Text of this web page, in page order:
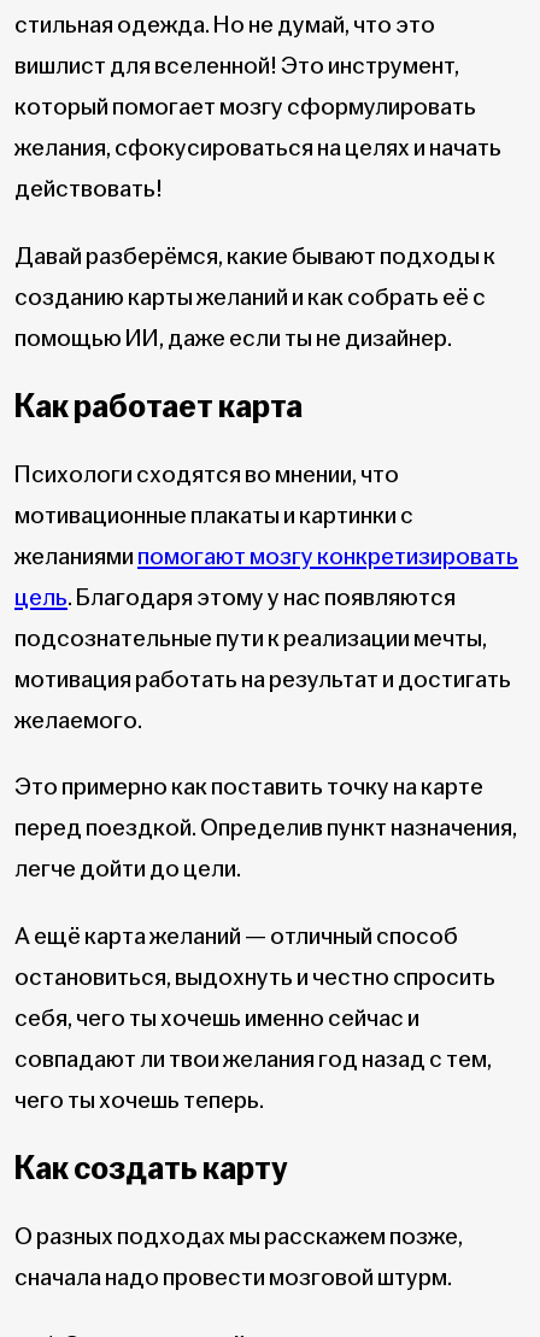
стильная одежда. Но не думай, что это
вишлист для вселенной! Это инструмент,
который помогает мозгу сформулировать
желания, сфокусироваться на целях и начать
действовать!
Давай разберёмся, какие бывают подходы к
созданию карты желаний и как собрать её с
помощью ИИ, даже если ты не дизайнер.
Как работает карта
Психологи сходятся во мнении, что
мотивационные плакаты и картинки с
желаниями помогают мозгу конкретизировать
цель. Благодаря этому у нас появляются
подсознательные пути к реализации мечты,
мотивация работать на результат и достигать
желаемого.
Это примерно как поставить точку на карте
перед поездкой. Определив пункт назначения,
легче дойти до цели.
А ещё карта желаний — отличный способ
остановиться, выдохнуть и честно спросить
себя, чего ты хочешь именно сейчас и
совпадают ли твои желания год назад с тем,
чего ты хочешь теперь.
Как создать карту
О разных подходах мы расскажем позже,
сначала надо провести мозговой штурм.